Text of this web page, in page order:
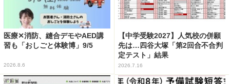
医療✕消防、縫合デモやAED講
習も「おしごと体験博」9/5
2026.8.6
【中学受験2027】人気校の併願
先は…四谷大塚「第2回合不合判
定テスト」結果
2026.7.16